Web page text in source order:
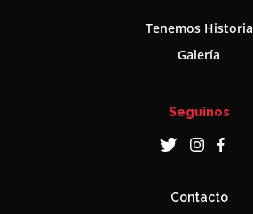
Tenemos Historia
Galería
Seguinos
Contacto